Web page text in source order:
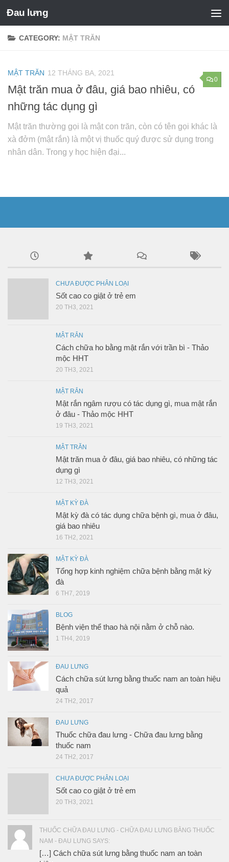
Đau lưng
CATEGORY: MẬT TRĂN
0
MẬT TRĂN 12 THÁNG BA, 2021
Mật trăn mua ở đâu, giá bao nhiêu, có
những tác dụng gì
Mật trăn thường gọi là mật con trăn, còn có tên gọi khác là
xà đởm (mật rắn) là một vị thuốc quý được sử dụng trong
nhân dân. Trong y học hiện đại...
CHƯA ĐƯỢC PHÂN LOẠI
Sốt cao co giật ở trẻ em
20 TH3, 2021
MẬT RẮN
Cách chữa ho bằng mật rắn với trần bì - Thảo
mộc HHT
20 TH3, 2021
MẬT RẮN
Mật rắn ngâm rượu có tác dụng gì, mua mật rắn
ở đâu - Thảo mộc HHT
19 TH3, 2021
MẬT TRĂN
Mật trăn mua ở đâu, giá bao nhiêu, có những tác
dụng gì
12 TH3, 2021
MẬT KỲ ĐÀ
Mật kỳ đà có tác dụng chữa bệnh gì, mua ở đâu,
giá bao nhiêu
16 TH2, 2021
MẬT KỲ ĐÀ
Tổng hợp kinh nghiệm chữa bệnh bằng mật kỳ
đà
6 TH7, 2019
BLOG
Bệnh viện thể thao hà nội nằm ở chỗ nào.
1 TH4, 2019
ĐAU LƯNG
Cách chữa sút lưng bằng thuốc nam an toàn hiệu
quả
24 TH2, 2017
ĐAU LƯNG
Thuốc chữa đau lưng - Chữa đau lưng bằng
thuốc nam
24 TH2, 2017
CHƯA ĐƯỢC PHÂN LOẠI
Sốt cao co giật ở trẻ em
20 TH3, 2021
THUỐC CHỮA ĐAU LƯNG - CHỮA ĐAU LƯNG BẰNG THUỐC
NAM - ĐAU LƯNG SAYS:
[…] Cách chữa sút lưng bằng thuốc nam an toàn